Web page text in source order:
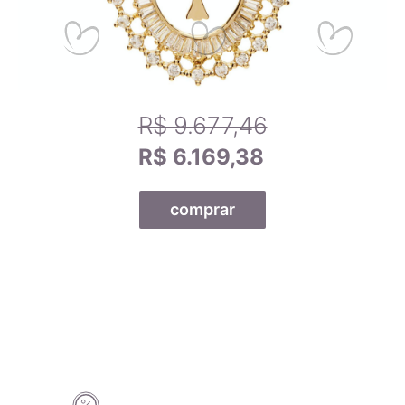
design e qualidade.
R$ 9.677,46
R$ 6.169,38
comprar